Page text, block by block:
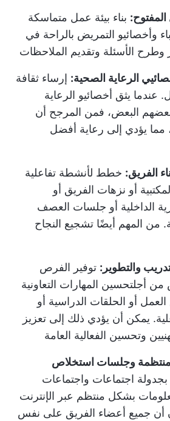
بناء بيئة عمل متماسكة
وأخصائيو التمريض بالراحة في
وطرح الأسئلة وتقديم الملاحظات
الرعاية الصحية: إرساء ثقافة
عندما يثق أخصائيو الرعاية
البعض، فمن المرجح أن
مما يؤدي إلى رعاية أفضل
الفريق: خطط لأنشطة تفاعلية
أو نزهات الفريق أو
الداخلية أو جلسات العصف
من المهم أيضًا تشجيع النجاح
والتطوير: توفير الفرص
من أجلتحسين المهارات التعاونية
أو الحلقات الدراسية أو
يمكن أن يؤدي ذلك إلى تعزيز
وتحسين الفعالية العامة
وجلسات استخلاص
اجتماعات واجتماعات
بشكل منتظم عبر الإنترنت
أن جميع أعضاء الفريق على نفس